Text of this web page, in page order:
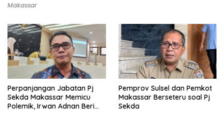
Makassar
Perpanjangan Jabatan Pj
Sekda Makassar Memicu
Polemik, Irwan Adnan Beri
Pemprov Sulsel dan Pemkot
Makassar Berseteru soal Pj
Sekda